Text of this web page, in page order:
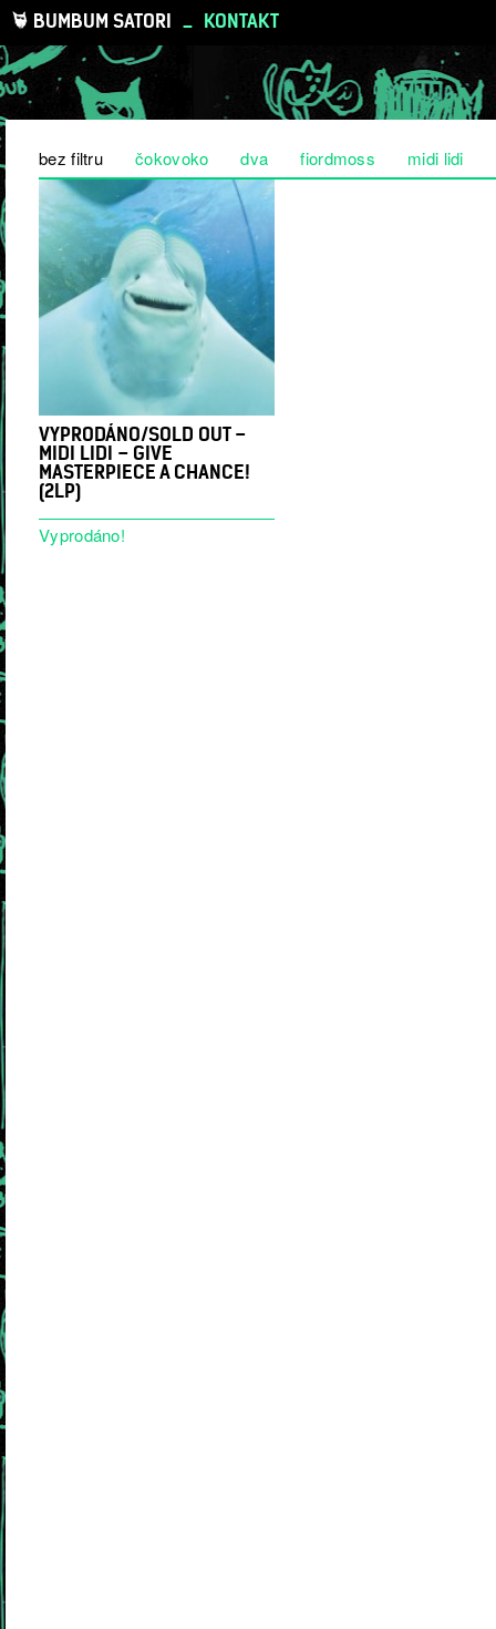
BUMBUM SATORI _ KONTAKT
bez filtru čokovoko dva fiordmoss midi lidi
VYPRODÁNO/SOLD OUT –
MIDI LIDI – GIVE
MASTERPIECE A CHANCE!
(2LP)
Vyprodáno!